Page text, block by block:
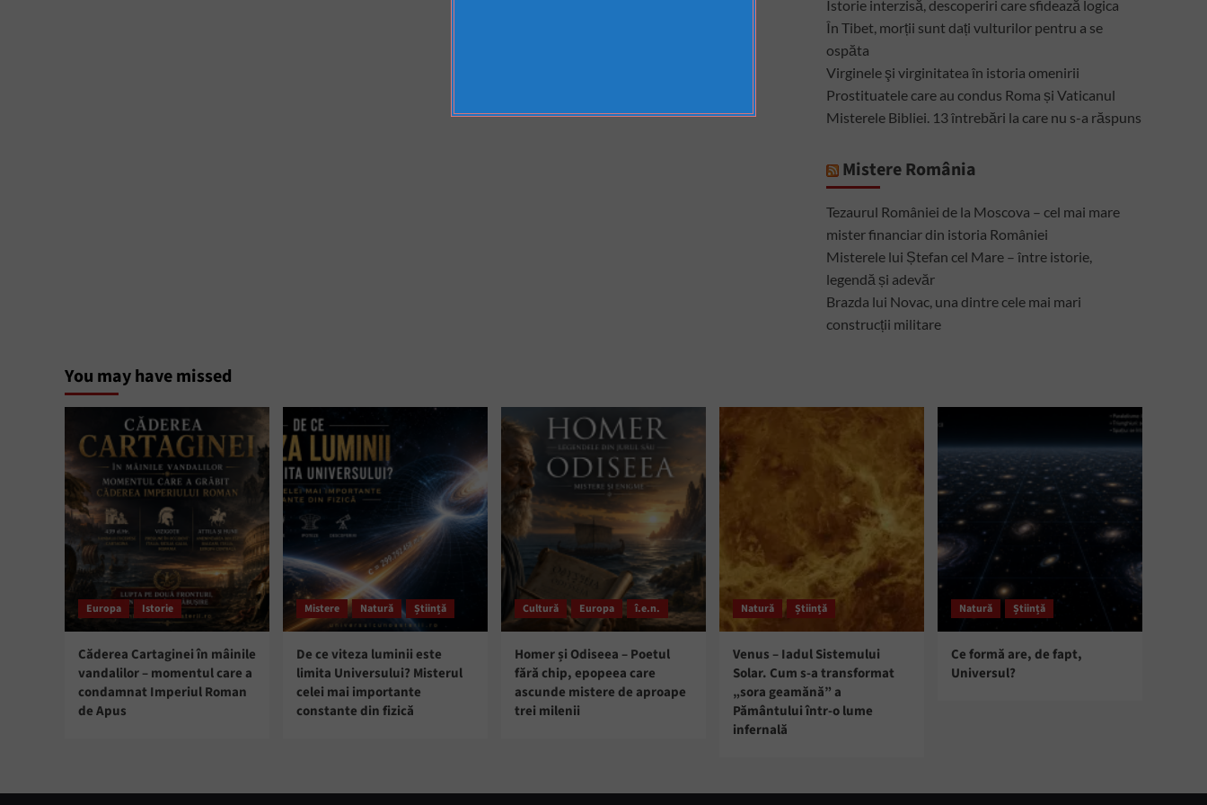
Istorie interzisă, descoperiri care sfidează logica
În Tibet, morții sunt dați vulturilor pentru a se
ospăta
Virginele şi virginitatea în istoria omenirii
Prostituatele care au condus Roma și Vaticanul
Misterele Bibliei. 13 întrebări la care nu s-a răspuns
Mistere România
Tezaurul României de la Moscova – cel mai mare
mister financiar din istoria României
Misterele lui Ștefan cel Mare – între istorie,
legendă și adevăr
Brazda lui Novac, una dintre cele mai mari
construcții militare
You may have missed
Europa Istorie
Căderea Cartaginei în mâinile
vandalilor – momentul care a
condamnat Imperiul Roman
de Apus
Mistere Natură Știință
De ce viteza luminii este
limita Universului? Misterul
celei mai importante
constante din fizică
Cultură Europa î.e.n.
Homer și Odiseea – Poetul
fără chip, epopeea care
ascunde mistere de aproape
trei milenii
Natură Știință
Venus – Iadul Sistemului
Solar. Cum s-a transformat
„sora geamănă” a
Pământului într-o lume
infernală
Natură Știință
Ce formă are, de fapt,
Universul?